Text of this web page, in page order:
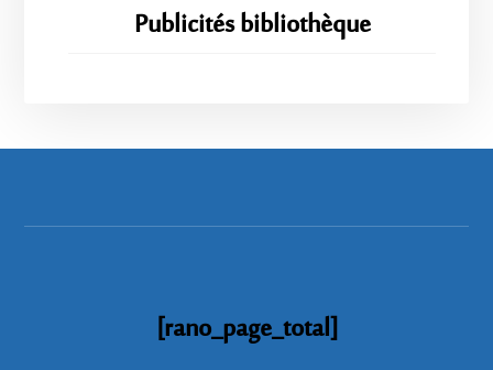
Publicités bibliothèque
[rano_page_total]